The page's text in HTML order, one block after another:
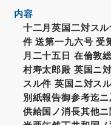
内容
十二月英国二対ス
件 送第一九六号 受
月二十五日 在倫敦
村寿太郎殿 英国ニ
スル件 英国ニ対ス
別紙報告御参考迄
供給国ノ消長其他